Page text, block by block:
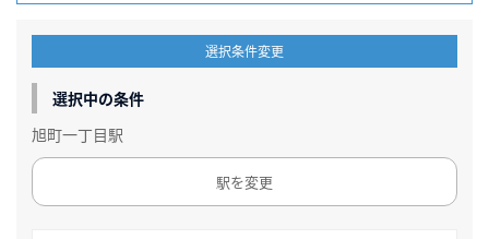
選択条件変更
選択中の条件
旭町一丁目駅
駅を変更